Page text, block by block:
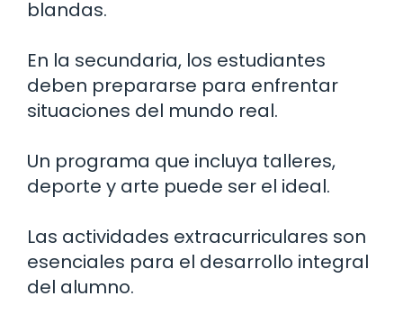
blandas.
En la secundaria, los estudiantes
deben prepararse para enfrentar
situaciones del mundo real.
Un programa que incluya talleres,
deporte y arte puede ser el ideal.
Las actividades extracurriculares son
esenciales para el desarrollo integral
del alumno.